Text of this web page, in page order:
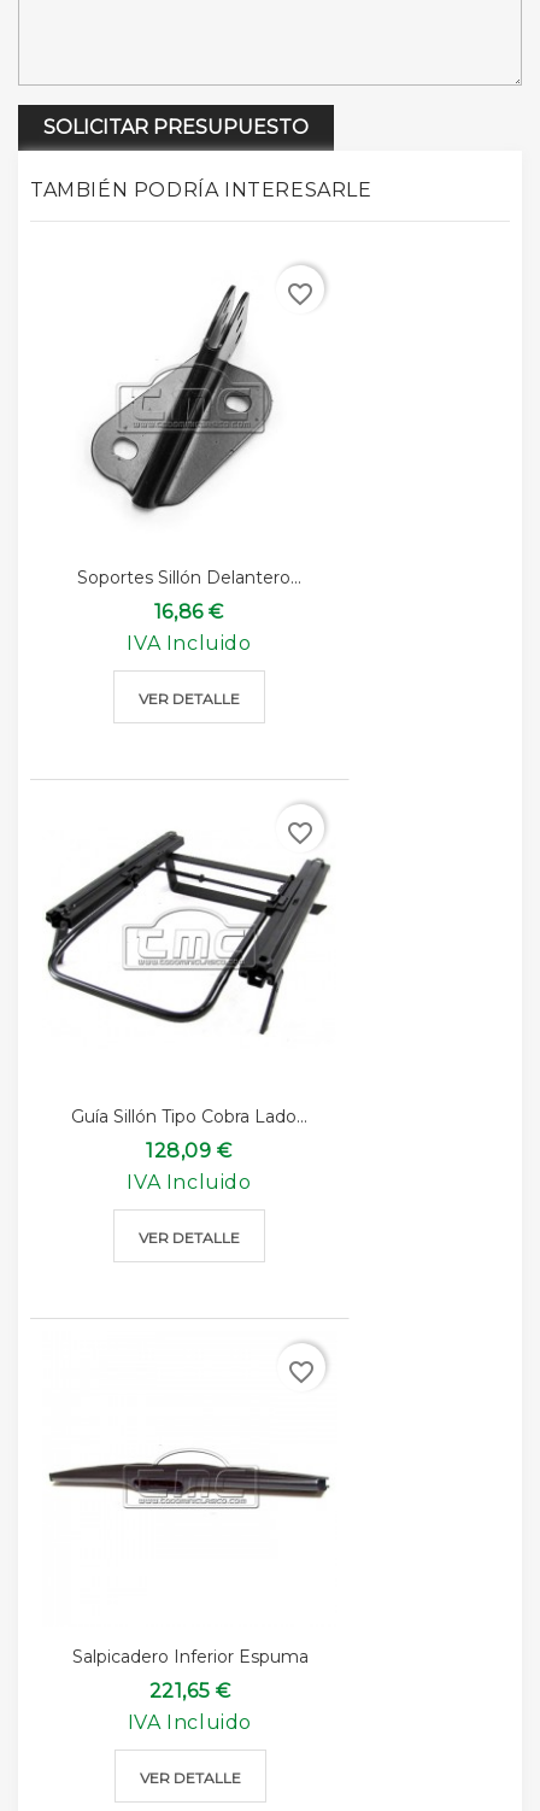
SOLICITAR PRESUPUESTO
TAMBIÉN PODRÍA INTERESARLE
Soportes Sillón Delantero...
16,86 €
IVA Incluido
VER DETALLE
favorite_border
Guía Sillón Tipo Cobra Lado...
128,09 €
IVA Incluido
VER DETALLE
favorite_border
Salpicadero Inferior Espuma
221,65 €
IVA Incluido
VER DETALLE
favorite_border